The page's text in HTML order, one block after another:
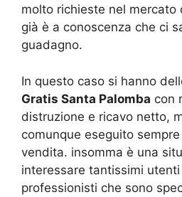
molto richieste nel mercato
già è a conoscenza che ci
guadagno.
In questo caso si hanno
Gratis Santa Palomba con
distruzione e ricavo netto,
comunque eseguito
vendita. insomma è una
interessare tantissimi
professionisti che sono